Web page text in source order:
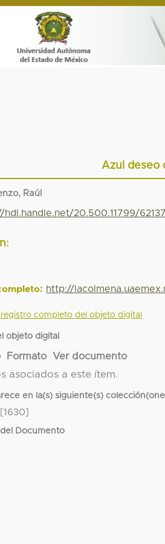
Azul deseo
Raúl
hdl.handle.net/20.500.11799/62137
http://
registro completo del objeto digital
objeto digital
Formato
Ver documento
asociados a este ítem.
en la(s) siguiente(s)
[1630]
Documento